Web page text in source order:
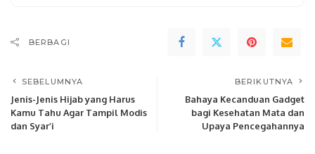
BERBAGI
SEBELUMNYA
Jenis-Jenis Hijab yang Harus
Kamu Tahu Agar Tampil Modis
dan Syar’i
BERIKUTNYA
Bahaya Kecanduan Gadget
bagi Kesehatan Mata dan
Upaya Pencegahannya